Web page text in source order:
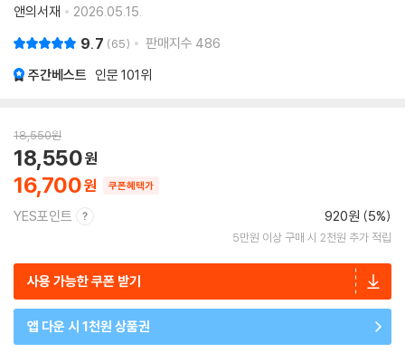
앤의서재
2026.05.15.
9.7 65 판매지수 486
주간베스트 인문 101위
18,550원
16,700
18,550
쿠폰혜택가
YES포인트 920원 (5%)
5만원 이상 구매 시 2천원 추가 적립
사용 가능한 쿠폰 받기
앱 다운 시 1천원 상품권